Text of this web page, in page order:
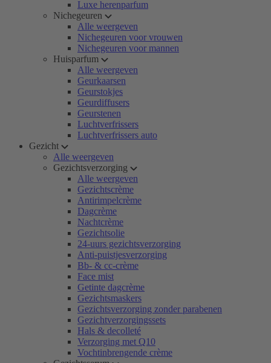
Luxe herenparfum
Nichegeuren
Alle weergeven
Nichegeuren voor vrouwen
Nichegeuren voor mannen
Huisparfum
Alle weergeven
Geurkaarsen
Geurstokjes
Geurdiffusers
Geurstenen
Luchtverfrissers
Luchtverfrissers auto
Gezicht
Alle weergeven
Gezichtsverzorging
Alle weergeven
Gezichtscrème
Antirimpelcrème
Dagcrème
Nachtcrème
Gezichtsolie
24-uurs gezichtsverzorging
Anti-puistjesverzorging
Bb- & cc-crème
Face mist
Getinte dagcrème
Gezichtsmaskers
Gezichtsverzorging zonder parabenen
Gezichtverzorgingssets
Hals & decolleté
Verzorging met Q10
Vochtinbrengende crème